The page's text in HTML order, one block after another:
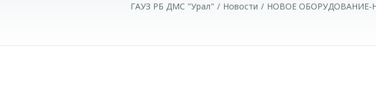
ГАУЗ РБ ДМС "Урал" Новости НОВОЕ ОБОРУДОВАНИЕ-